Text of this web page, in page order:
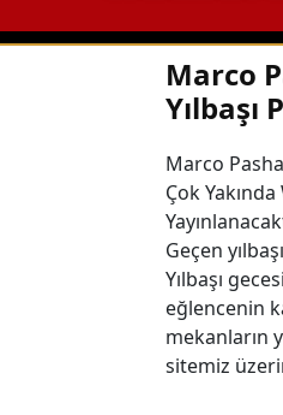
Marco
Yılbaşı
Marco
Çok
Geçen
Yılbaşı
eğlencenin
mekanların
sitemiz